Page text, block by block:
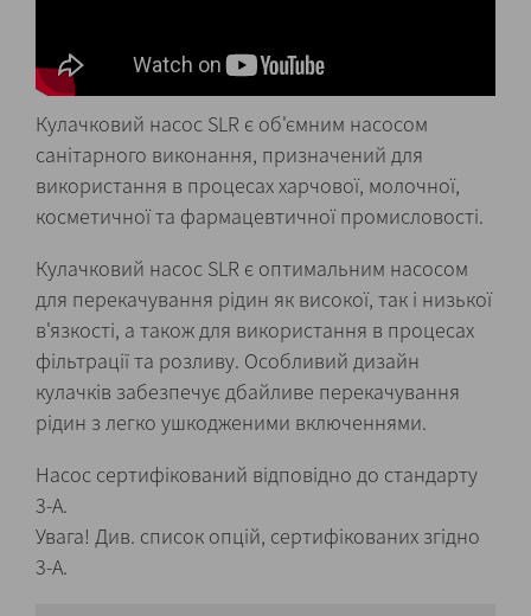
Кулачковий насос SLR є об'ємним насосом
санітарного виконання, призначений для
використання в процесах харчової, молочної,
косметичної та фармацевтичної промисловості.
Кулачковий насос SLR є оптимальним насосом
для перекачування рідин як високої, так і низької
в'язкості, а також для використання в процесах
фільтрації та розливу. Особливий дизайн
кулачків забезпечує дбайливе перекачування
рідин з легко ушкодженими включеннями.
Насос сертифікований відповідно до стандарту
3-A.
Увага! Див. список опцій, сертифікованих згідно
3-A.